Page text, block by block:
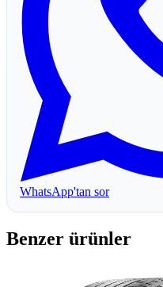
WhatsApp'tan sor
Benzer ürünler